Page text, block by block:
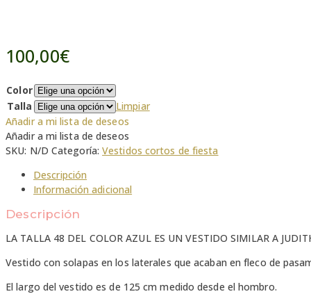
100,00€
Color
Talla
Limpiar
Añadir a mi lista de deseos
Añadir a mi lista de deseos
SKU: N/D Categoría:Vestidos cortos de fiesta
Descripción
Información adicional
Descripción
LA TALLA 48 DEL COLOR AZUL ES UN VESTIDO SIMILAR A
Vestido con solapas en los laterales que acaban en fleco de
El largo del vestido es de 125 cm medido desde el hombro.